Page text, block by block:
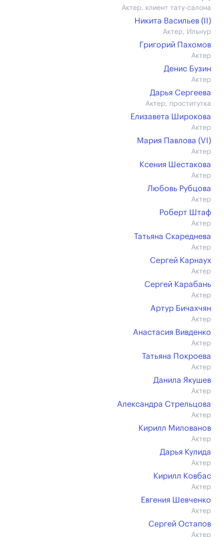
Актер, клиент тату-салона
Никита Васильев (II)
Актер, Ильнур
Григорий Пахомов
Актер
Денис Бузин
Актер
Дарья Сергеева
Актер, проститутка
Елизавета Широкова
Актер
Мария Павлова (VI)
Актер
Ксения Шестакова
Актер
Любовь Рубцова
Актер
Роберт Штаф
Актер
Татьяна Скареднева
Актер
Сергей Карнаух
Актер
Сергей Карабань
Актер
Артур Бичахчян
Актер
Анастасия Вивденко
Актер
Татьяна Покроева
Актер
Данила Якушев
Актер
Александра Стрельцова
Актер
Кирилл Милованов
Актер
Дарья Кулида
Актер
Кирилл Ковбас
Актер
Евгения Шевченко
Актер
Сергей Остапов
Актер